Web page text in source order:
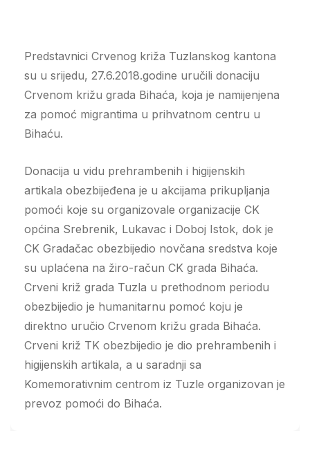
Predstavnici Crvenog križa Tuzlanskog kantona
su u srijedu, 27.6.2018.godine uručili donaciju
Crvenom križu grada Bihaća, koja je namijenjena
za pomoć migrantima u prihvatnom centru u
Bihaću.
Donacija u vidu prehrambenih i higijenskih
artikala obezbijeđena je u akcijama prikupljanja
pomoći koje su organizovale organizacije CK
općina Srebrenik, Lukavac i Doboj Istok, dok je
CK Gradačac obezbijedio novčana sredstva koje
su uplaćena na žiro-račun CK grada Bihaća.
Crveni križ grada Tuzla u prethodnom periodu
obezbijedio je humanitarnu pomoć koju je
direktno uručio Crvenom križu grada Bihaća.
Crveni križ TK obezbijedio je dio prehrambenih i
higijenskih artikala, a u saradnji sa
Komemorativnim centrom iz Tuzle organizovan je
prevoz pomoći do Bihaća.